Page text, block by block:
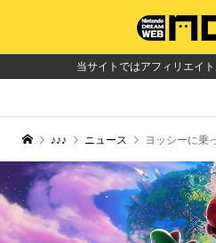
当サイトではアフィリエイ
♪♪♪ ニュース ヨッシーに乗ったマリオがギャラクシー